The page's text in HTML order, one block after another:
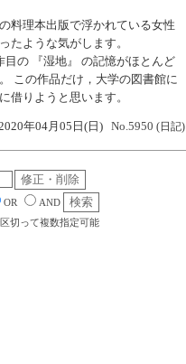
料理本出版で浮かれている女性
たような気がします。
の 『湿地』 の記憶がほとんど
この作品だけ，大学の図書館に
借りようと思います。
年04月05日(日) No.5950 (日記)
OR
AND
切って複数指定可能